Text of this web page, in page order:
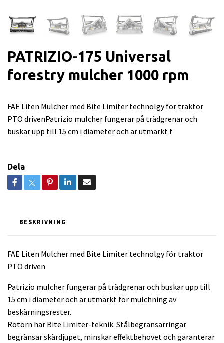
PATRIZIO-175 Universal
forestry mulcher 1000 rpm
FAE Liten Mulcher med Bite Limiter technolgy för traktor
PTO drivenPatrizio mulcher fungerar på trädgrenar och
buskar upp till 15 cm i diameter och är utmärkt f
Dela
BESKRIVNING
FAE Liten Mulcher med Bite Limiter technolgy för traktor
PTO driven
Patrizio mulcher fungerar på trädgrenar och buskar upp till
15 cm i diameter och är utmärkt för mulchning av
beskärningsrester.
Rotorn har Bite Limiter-teknik. Stålbegränsarringar
begränsar skärdjupet, minskar effektbehovet och garanterar